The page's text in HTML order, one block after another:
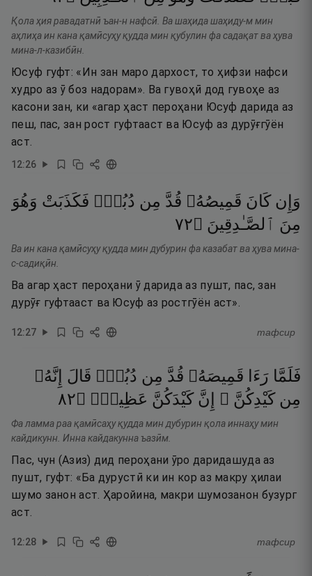
Қола ҳия равадатнӣ ъан-н нафсӣ. Ва шаҳида шаҳиду-м мин
аҳлиҳа ин кана қамӣсуҳу қудда мин қубулин фа садақат ва ҳува
мина-л-казибӣн.
Юсуф гуфт: «Ин зан маро дархост, то ҳифзи нафси
худро аз ӯ боз надорам». Ва гувоҳӣ дод гувоҳе аз
касони зан, ки «агар ҳаст пероҳани Юсуф дарида аз
пеш, пас, зан рост гуфтааст ва Юсуф аз дурӯғгӯён
аст.
12:26
وَإِن كَانَ قَمِيصُهُۥ قُدَّ مِن دُبُرٍۢ فَكَذَبَتْ وَهُوَ
مِنَ ٱلصَّـٰدِقِينَ ۝٢٧
Ва ин кана қамӣсуҳу қудда мин дубурин фа казабат ва ҳува мина-
с-садиқӣн.
Ва агар ҳаст пероҳани ӯ дарида аз пушт, пас, зан
дурӯғ гуфтааст ва Юсуф аз ростгӯён аст».
12:27 тафсир
فَلَمَّا رَءَا قَمِيصَهُۥ قُدَّ مِن دُبُرٍۢ قَالَ إِنَّهُۥ
مِن كَيْدِكُنَّ ۖ إِنَّ كَيْدَكُنَّ عَظِيمٌۭ ۝٢٨
Фа ламма раа қамӣсаҳу қудда мин дубурин қола иннаҳу мин
кайдикунн. Инна кайдакунна ъазӣм.
Пас, чун (Азиз) дид пероҳани ӯро даридашуда аз
пушт, гуфт: «Ба дурустӣ ки ин кор аз макру ҳилаи
шумо занон аст. Ҳаройина, макри шумозанон бузург
аст.
12:28 тафсир